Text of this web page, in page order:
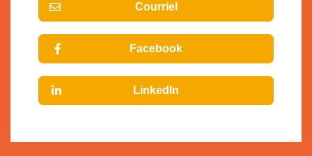
Courriel
Facebook
LinkedIn